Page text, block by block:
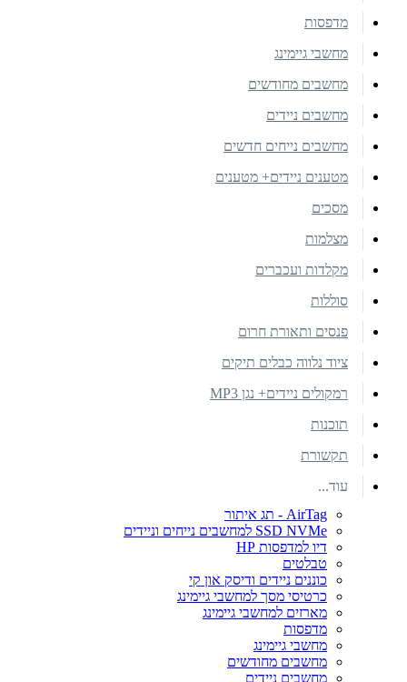
מדפסות
מחשבי גיימינג
מחשבים מחודשים
מחשבים ניידים
מחשבים נייחים חדשים
מטענים ניידים+ מטענים
מסכים
מצלמות
מקלדות ועכברים
סוללות
פנסים ותאורת חרום
ציוד נלווה כבלים תיקים
רמקולים ניידים+ נגן MP3
תוכנות
תקשורת
עוד...
AirTag - תג איתור
SSD NVMe למחשבים נייחים וניידים
דיו למדפסות HP
טבלטים
כוננים ניידים ודיסק און קי
כרטיסי מסך למחשבי גיימינג
מארזים למחשבי גיימינג
מדפסות
מחשבי גיימינג
מחשבים מחודשים
מחשבים ניידים